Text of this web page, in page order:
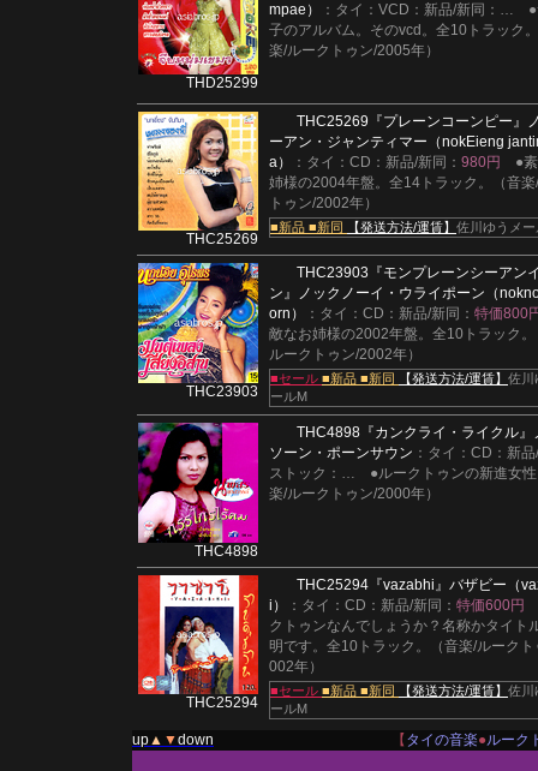
THD25299
mpae）
：タイ：VCD：新品/新同： …
子のアルバム。そのvcd。全10トラック
楽/ルークトゥン/2005年）
THC25269
THC25269 『プレーンコーンピー』
ーアン・ジャンティマー（nokEieng
a）
：タイ：CD：新品/新同： 980円
●
姉様の2004年盤。全14トラック。（音
トゥン/2002年）
■新品 ■新同 【発送方法/運賃】 佐川ゆうメー
THC23903
THC23903 『モンプレーンシーアン
ン』
ノックノーイ・ウライポーン（
orn）
：タイ：CD：新品/新同： 特価800
敵なお姉様の2002年盤。全10トラック
ルークトゥン/2002年）
■セール ■新品 ■新同 【発送方法/運賃】 佐川
ールM
THC4898
THC4898 『カンクライ・ライクル』
ソーン・ポーンサウン ：タイ：CD：新
ストック： … ●ルークトゥンの新進女
楽/ルークトゥン/2000年）
THC25294
THC25294 『vazabhi』 バザビー（
i）
：タイ：CD：新品/新同： 特価600円
クトゥンなんでしょうか？名称かタイト
明です。全10トラック。（音楽/ルークト
002年）
■セール ■新品 ■新同 【発送方法/運賃】 佐川
ールM
up▲ ▼down 【 タイの音楽●ルーク